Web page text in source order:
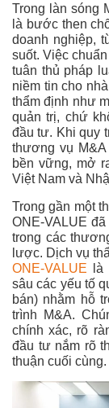
Trong làn sóng
là bước then
doanh nghiệp,
suốt. Việc
tuân thủ pháp
niềm tin cho
thẩm định như
quản trị, chứ
đầu tư. Khi quy
thương vụ
bền vững, mở
Việt Nam và
Trong gần một
ONE-VALUE
trong các
lược. Dịch vụ
ONE-VALUE là
sâu các yếu tố
bán) nhằm hỗ
trình M&A.
chính xác, rõ
đầu tư nắm rõ
thuận cuối cùng.